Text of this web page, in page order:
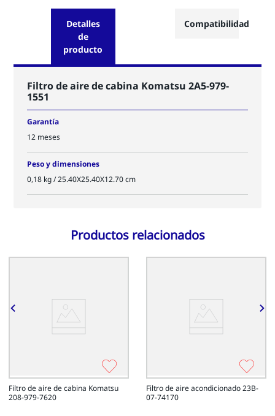
Detalles
de
producto
Compatibilidad
Filtro de aire de cabina Komatsu 2A5-979-
1551
Garantía
12 meses
Peso y dimensiones
0,18 kg / 25.40X25.40X12.70 cm
Productos relacionados
Filtro de aire de cabina Komatsu
208-979-7620
Filtro de aire acondicionado 23B-
07-74170